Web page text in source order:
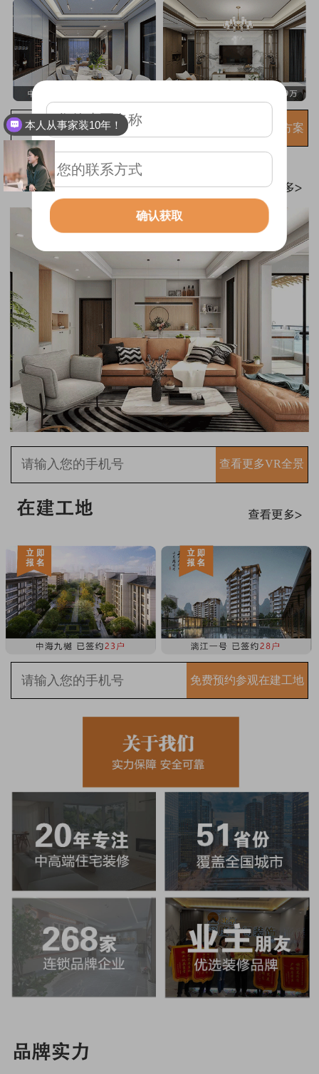
免费获取装修方案
查看更多VR全景
免费预约参观在建工地
确认获取
本人从事家装10年！